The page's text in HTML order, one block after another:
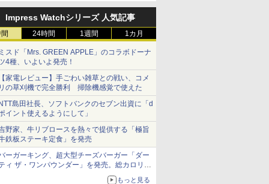
Impress Watchシリーズ 人気記事
24時間 1週間 1カ月
スド「Mrs. GREEN APPLE」のコラボドーナ
4種、いよいよ発売！
家電レビュー】手ごわい雑草との戦い、コメ
の草刈機で完全勝利 掃除機感覚で使えた
島田社長、ソフトバンクのセブン出資に「d
イント使えるようにして」
野家、牛リブロースを熱々で提供する「極旨
鉄板ステーキ定食」を発売
ーガーキング、超大型チーズバーガー「ダー
ィ ザ・ワンパウンダー」を発売。総カロリー
もっと見る